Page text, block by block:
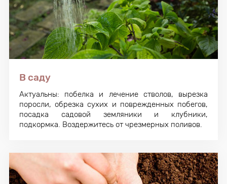
В саду
Актуальны: побелка и лечение стволов, вырезка
поросли, обрезка сухих и поврежденных побегов,
посадка садовой земляники и клубники,
подкормка. Воздержитесь от чрезмерных поливов.